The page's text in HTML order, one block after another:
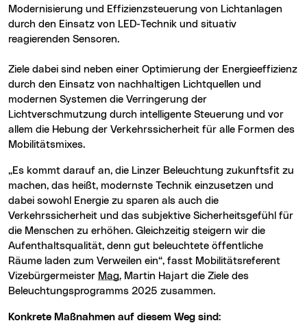
Modernisierung und Effizienzsteuerung von Lichtanlagen
durch den Einsatz von LED-Technik und situativ
reagierenden Sensoren.
Ziele dabei sind neben einer Optimierung der Energieeffizienz
durch den Einsatz von nachhaltigen Lichtquellen und
modernen Systemen die Verringerung der
Lichtverschmutzung durch intelligente Steuerung und vor
allem die Hebung der Verkehrssicherheit für alle Formen des
Mobilitätsmixes.
„Es kommt darauf an, die Linzer Beleuchtung zukunftsfit zu
machen, das heißt, modernste Technik einzusetzen und
dabei sowohl Energie zu sparen als auch die
Verkehrssicherheit und das subjektive Sicherheitsgefühl für
die Menschen zu erhöhen. Gleichzeitig steigern wir die
Aufenthaltsqualität, denn gut beleuchtete öffentliche
Räume laden zum Verweilen ein“, fasst Mobilitätsreferent
Vizebürgermeister Mag. Martin Hajart die Ziele des
Beleuchtungsprogramms 2025 zusammen.
Konkrete Maßnahmen auf diesem Weg sind: